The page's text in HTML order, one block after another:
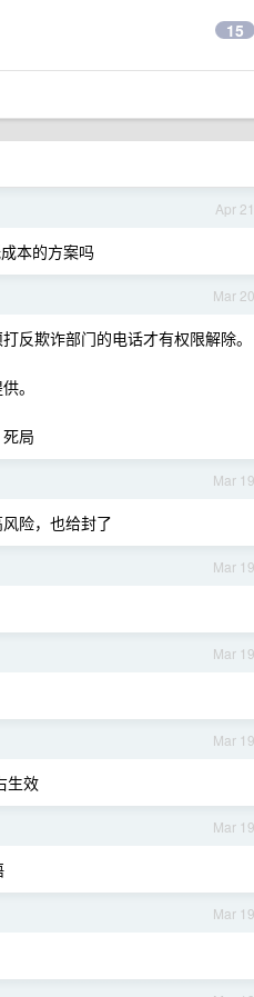
15
Apr 21
本的方案吗
Mar 20
反欺诈部门的电话才有权限解除。
。
局
Mar 19
险，也给封了
Mar 19
Mar 19
Mar 19
生效
Mar 19
Mar 19